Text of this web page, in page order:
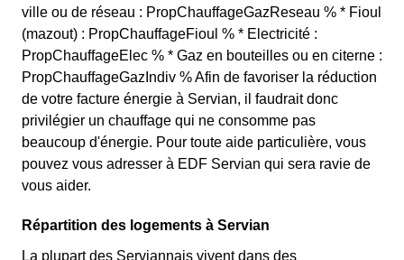
ville ou de réseau : PropChauffageGazReseau % * Fioul
(mazout) : PropChauffageFioul % * Electricité :
PropChauffageElec % * Gaz en bouteilles ou en citerne :
PropChauffageGazIndiv % Afin de favoriser la réduction
de votre facture énergie à Servian, il faudrait donc
privilégier un chauffage qui ne consomme pas
beaucoup d'énergie. Pour toute aide particulière, vous
pouvez vous adresser à EDF Servian qui sera ravie de
vous aider.
Répartition des logements à Servian
La plupart des Serviannais vivent dans des